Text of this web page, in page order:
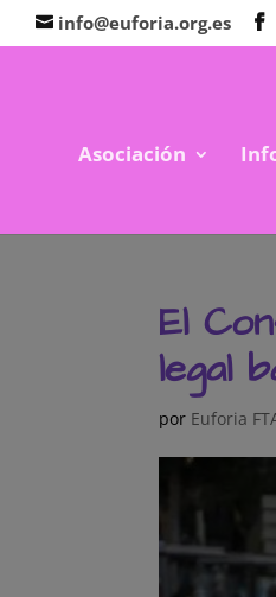
info@euforia.org.es
Asociación
El
legal
por Euforia